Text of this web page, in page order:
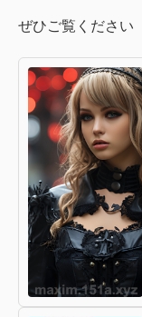
ぜひご覧ください